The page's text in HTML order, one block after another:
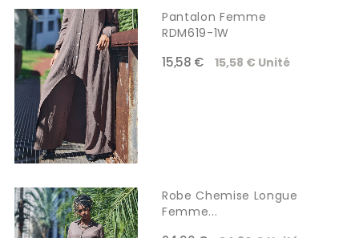
Pantalon Femme
RDM619-1W
15,58 € 15,58 € Unité
Robe Chemise Longue
Femme...